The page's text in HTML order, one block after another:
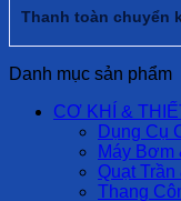
Thanh toàn chuyển
Danh mục sản phẩm
CƠ KHÍ &
Dụng Cụ
Máy Bơm
Quạt
Thang